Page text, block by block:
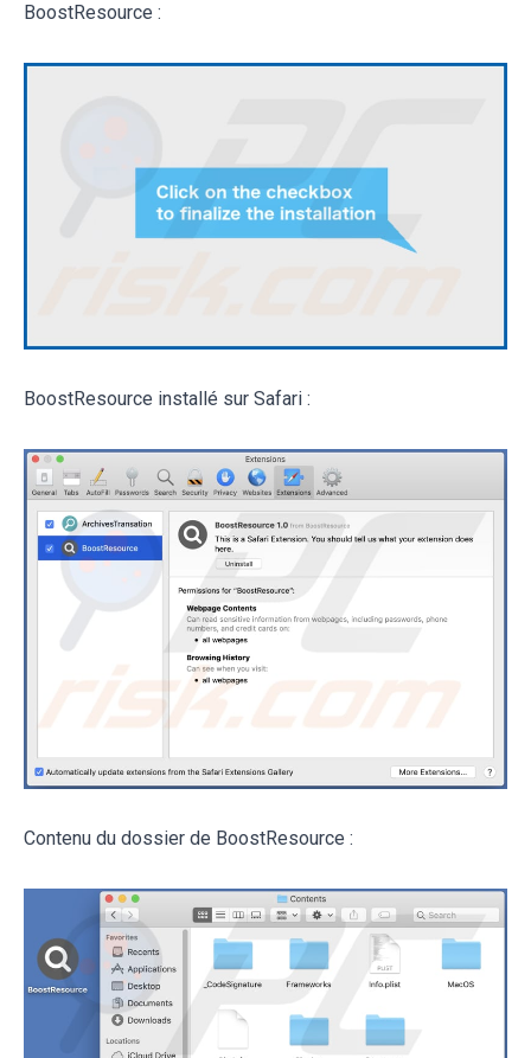
BoostResource :
BoostResource installé sur Safari :
Contenu du dossier de BoostResource :